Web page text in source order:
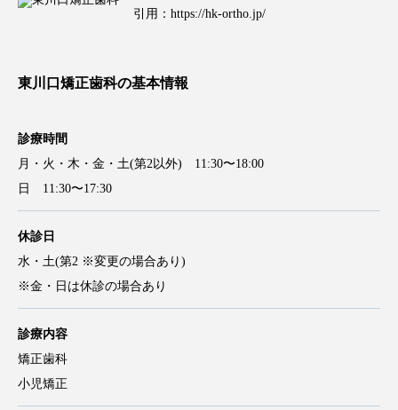
引用： https://hk-ortho.jp/
東川口矯正歯科の基本情報
診療時間
月・火・木・金・土(第2以外) 11:30〜18:00
日 11:30〜17:30
休診日
水・土(第2 ※変更の場合あり)
※金・日は休診の場合あり
診療内容
矯正歯科
小児矯正